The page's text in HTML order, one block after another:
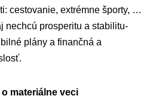
cestovanie, extrémne športy, …
nechcú prosperitu a stabilitu-
plány a finančná a
materiálne veci